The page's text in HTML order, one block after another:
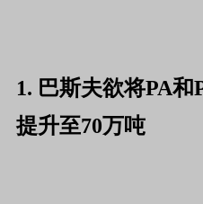
1. 巴斯夫欲将PA
提升至70万吨